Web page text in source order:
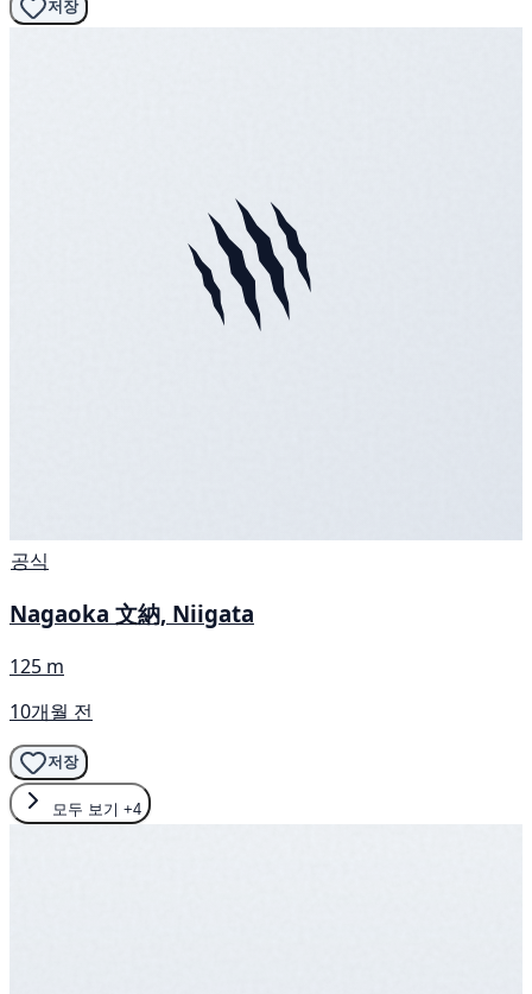
저장
공식
Nagaoka 文納, Niigata
125 m
10개월 전
저장
모두 보기 +4